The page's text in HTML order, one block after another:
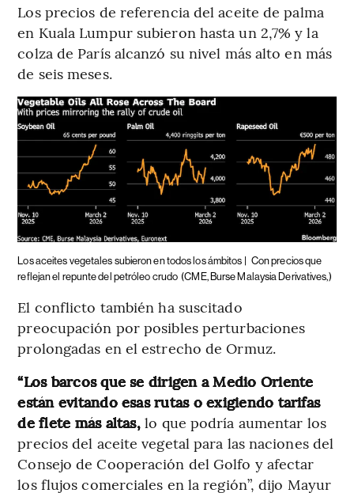
Los precios de referencia del aceite de palma
en Kuala Lumpur subieron hasta un 2,7% y la
colza de París alcanzó su nivel más alto en más
de seis meses.
Los aceites vegetales subieron en todos los ámbitos |
Con precios que
reflejan el repunte del petróleo crudo (CME, Burse Malaysia Derivatives,)
El conflicto también ha suscitado
preocupación por posibles perturbaciones
prolongadas en el estrecho de Ormuz.
“Los barcos que se dirigen a Medio Oriente
están evitando esas rutas o exigiendo tarifas
de flete más altas,lo que podría aumentar los
precios del aceite vegetal para las naciones del
Consejo de Cooperación del Golfo y afectar
los flujos comerciales en la región”, dijo Mayur